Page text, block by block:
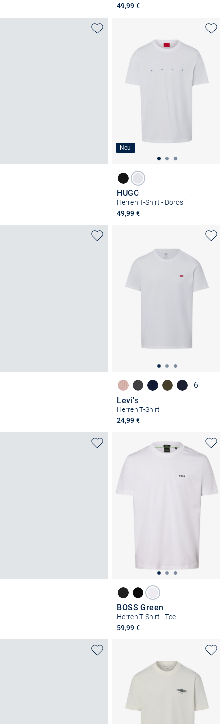
49,99 €
Neu
HUGO
Herren T-Shirt - Dorosi
49,99 €
+6
Levi's
Herren T-Shirt
24,99 €
BOSS Green
Herren T-Shirt - Tee
59,99 €